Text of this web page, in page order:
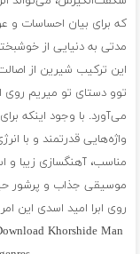
که برای بیان احساسات و
مدتی به دنیایی از
این ترکیب شیرین از
توو دستای تو میریم روی
می‌آورد. با وجود اینکه
واژه‌هایی قدرتمند و با
مناسب، آهنگسازی زیبا و
موسیقی جذاب و پرشور
روی ابرا امید اسدی این
Khorshide Man